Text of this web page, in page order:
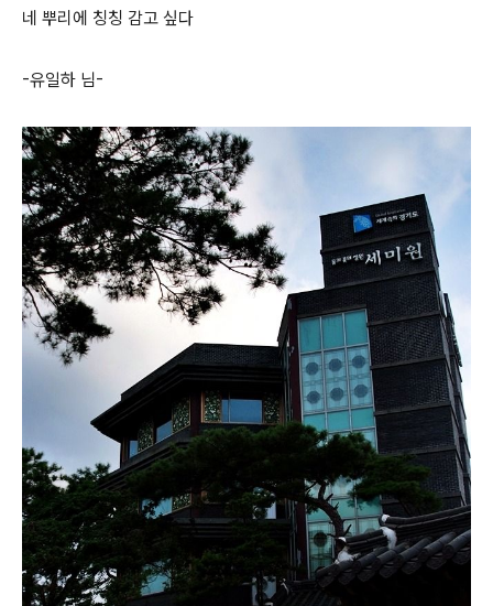
네 뿌리에 칭칭 감고 싶다
-유일하 님-